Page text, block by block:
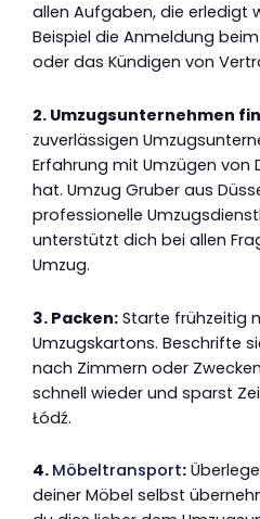
allen Aufgaben, die erledigt
Beispiel die Anmeldung
oder das Kündigen von
2. Umzugsunternehmen
zuverlässigen
Erfahrung mit Umzügen von
hat. Umzug Gruber aus
professionelle
unterstützt dich bei allen
Umzug.
3. Packen: Starte frühzeitig
Umzugskartons. Beschrifte
nach Zimmern oder
schnell wieder und sparst
Łódź.
4. Möbeltransport:
deiner Möbel selbst